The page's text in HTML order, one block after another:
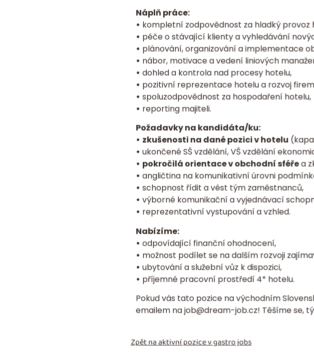
Náplň práce:
• kompletní zodpovědnost za hladký provoz
• péče o stávající klienty a vyhledávání
• plánování, organizování a implementace
• nábor, motivace a vedení liniových
• dohled a kontrola nad procesy hotelu,
• pozitivní reprezentace hotelu a rozvoj
• spoluzodpovědnost za hospodaření hotelu,
• reporting majiteli.
Požadavky na kandidáta/ku:
• zkušenosti na dané pozici v hotelu
• ukončené SŠ vzdělání, VŠ vzdělání
• pokročilá orientace v obchodní sféřea
• angličtina na komunikativní úrovni
• schopnost řídit a vést tým zaměstnanců,
• výborné komunikační a vyjednávací
• reprezentativní vystupování a vzhled.
Nabízíme:
• odpovídající finanční ohodnocení,
• možnost podílet se na dalším rozvoji
• ubytování a služební vůz k dispozici,
• příjemné pracovní prostředí 4* hotelu.
Pokud vás tato pozice na východním
emailem najob@dream-job.cz! Těšíme se,
Zpět na aktivní pozice vgastro jobs